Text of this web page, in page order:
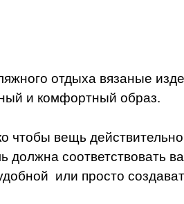
отдыха вязаные
и комфортный образ.
чтобы вещь
должна соответствовать
или просто